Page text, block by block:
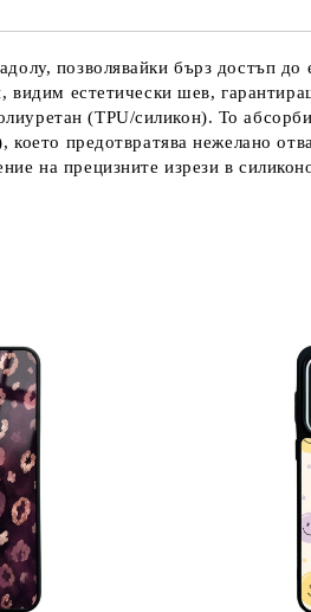
позволявайки бърз достъп до
видим естетически шев,
(TPU/силикон). То
предотвратява нежелано
на прецизните изрези в